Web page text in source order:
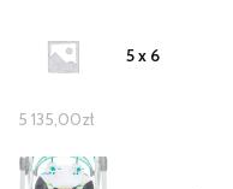
5 x 6
5 135,00zł